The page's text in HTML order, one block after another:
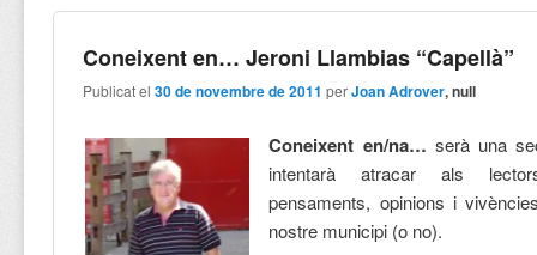
Coneixent en… Jeroni Llambias “Capellà”
Publicat el30 de novembre de 2011 perJoan Adrover, null
Coneixent en/na… serà una
intentarà atracar als
pensaments, opinions i
nostre municipi (o no).